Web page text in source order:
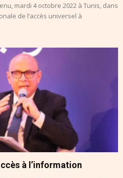
mardi 4 octobre 2022 à Tunis, dans
de l’accès universel à
à l’information